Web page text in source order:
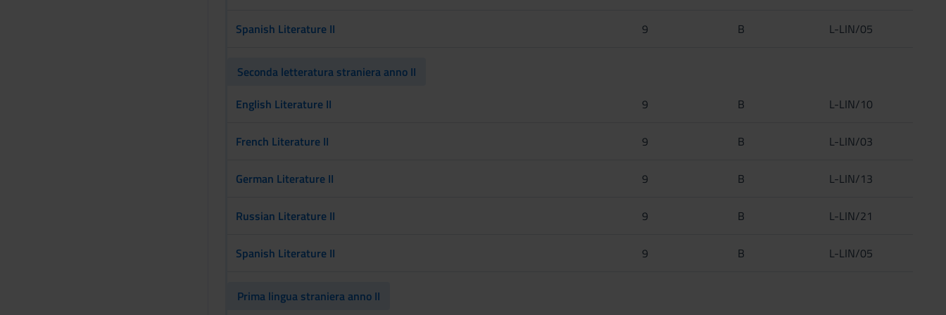
Spanish Literature II 9 B L-LIN/05
Seconda letteratura straniera anno II
English Literature II
9 B L-LIN/10
French Literature II 9 B L-LIN/03
German Literature II 9 B L-LIN/13
Russian Literature II 9 B L-LIN/21
Spanish Literature II 9 B L-LIN/05
Prima lingua straniera anno II